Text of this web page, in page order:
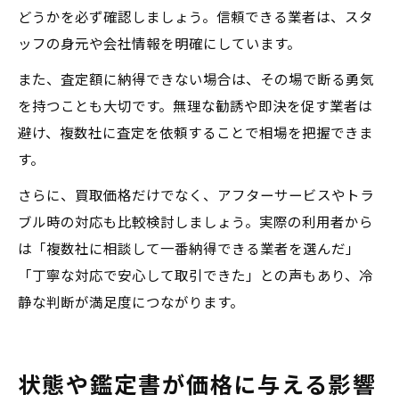
どうかを必ず確認しましょう。信頼できる業者は、スタ
ッフの身元や会社情報を明確にしています。
また、査定額に納得できない場合は、その場で断る勇気
を持つことも大切です。無理な勧誘や即決を促す業者は
避け、複数社に査定を依頼することで相場を把握できま
す。
さらに、買取価格だけでなく、アフターサービスやトラ
ブル時の対応も比較検討しましょう。実際の利用者から
は「複数社に相談して一番納得できる業者を選んだ」
「丁寧な対応で安心して取引できた」との声もあり、冷
静な判断が満足度につながります。
状態や鑑定書が価格に与える影響